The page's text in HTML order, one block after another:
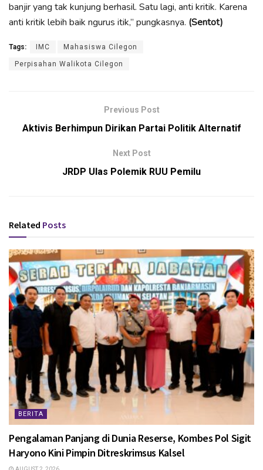
banjir yang tak kunjung berhasil. Satu lagi, anti kritik. Karena
anti kritik lebih baik ngurus itik,” pungkasnya. (Sentot)
Tags: IMC Mahasiswa Cilegon
Perpisahan Walikota Cilegon
Previous Post
Aktivis Berhimpun Dirikan Partai Politik Alternatif
Next Post
JRDP Ulas Polemik RUU Pemilu
Related Posts
BERITA
Pengalaman Panjang di Dunia Reserse, Kombes Pol Sigit
Haryono Kini Pimpin Ditreskrimsus Kalsel